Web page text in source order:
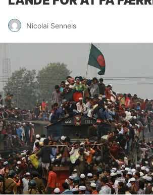
Nicolai Sennels